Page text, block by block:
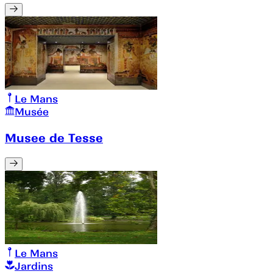
Le Mans
Musée
Musee de Tesse
Le Mans
Jardins